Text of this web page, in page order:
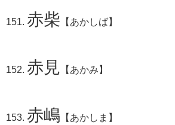
赤柴 【あかしば】
赤見 【あかみ】
赤嶋 【あかしま】